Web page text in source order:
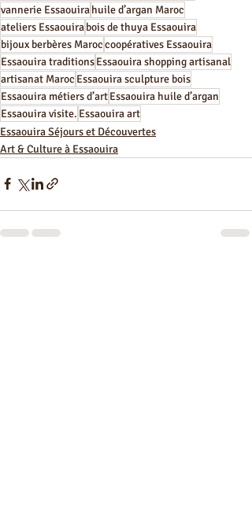
vannerie Essaouirahuile d’argan Maroc
ateliers Essaouirabois de thuya Essaouira
bijoux berbères Maroccoopératives Essaouira
Essaouira traditionsEssaouira shopping artisanal
artisanat Maroc Essaouira sculpture bois
Essaouira métiers d’artEssaouira huile d’argan
Essaouira visite. Essaouira art
Essaouira Séjours et Découvertes
Art & Culture à Essaouira